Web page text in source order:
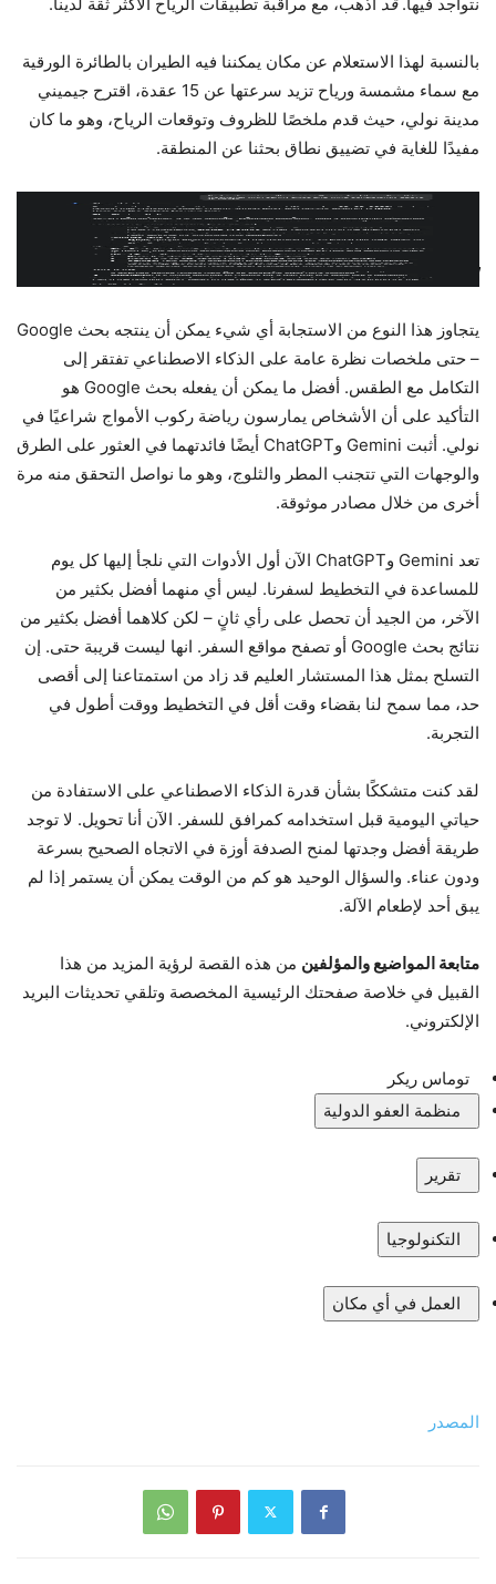
بالنسبة لهذا الاستعلام عن مكان يمكننا فيه الطيران بالطائرة الورقية
مع سماء مشمسة ورياح تزيد سرعتها عن 15 عقدة، اقترح جيميني
مدينة نولي، حيث قدم ملخصًا للظروف وتوقعات الرياح، وهو ما كان
مفيدًا للغاية في تضييق نطاق بحثنا عن المنطقة.
تعد قدرة Gemini على وضع تنبؤات الطقس فوق توصيات السفر مفيدة للغاية في بحثنا
عن مواقع ركوب الأمواج شراعيًا القريبة.
لقطة الشاشة: الجوزاء
يتجاوز هذا النوع من الاستجابة أي شيء يمكن أن ينتجه بحث Google
– حتى ملخصات نظرة عامة على الذكاء الاصطناعي تفتقر إلى
التكامل مع الطقس. أفضل ما يمكن أن يفعله بحث Google هو
التأكيد على أن الأشخاص يمارسون رياضة ركوب الأمواج شراعيًا في
نولي. أثبت Gemini وChatGPT أيضًا فائدتهما في العثور على الطرق
والوجهات التي تتجنب المطر والثلوج، وهو ما نواصل التحقق منه مرة
أخرى من خلال مصادر موثوقة.
تعد Gemini وChatGPT الآن أول الأدوات التي نلجأ إليها كل يوم
للمساعدة في التخطيط لسفرنا. ليس أي منهما أفضل بكثير من
الآخر، من الجيد أن تحصل على رأي ثانٍ – لكن كلاهما أفضل بكثير من
نتائج بحث Google أو تصفح مواقع السفر. انها ليست قريبة حتى. إن
التسلح بمثل هذا المستشار العليم قد زاد من استمتاعنا إلى أقصى
حد، مما سمح لنا بقضاء وقت أقل في التخطيط ووقت أطول في
التجربة.
لقد كنت متشككًا بشأن قدرة الذكاء الاصطناعي على الاستفادة من
حياتي اليومية قبل استخدامه كمرافق للسفر. الآن أنا تحويل. لا توجد
طريقة أفضل وجدتها لمنح الصدفة أوزة في الاتجاه الصحيح بسرعة
ودون عناء. والسؤال الوحيد هو كم من الوقت يمكن أن يستمر إذا لم
يبق أحد لإطعام الآلة.
متابعة المواضيع والمؤلفين من هذه القصة لرؤية المزيد من هذا
القبيل في خلاصة صفحتك الرئيسية المخصصة وتلقي تحديثات البريد
الإلكتروني.
توماس ريكر
منظمة العفو الدولية
تقرير
التكنولوجيا
العمل في أي مكان
المصدر